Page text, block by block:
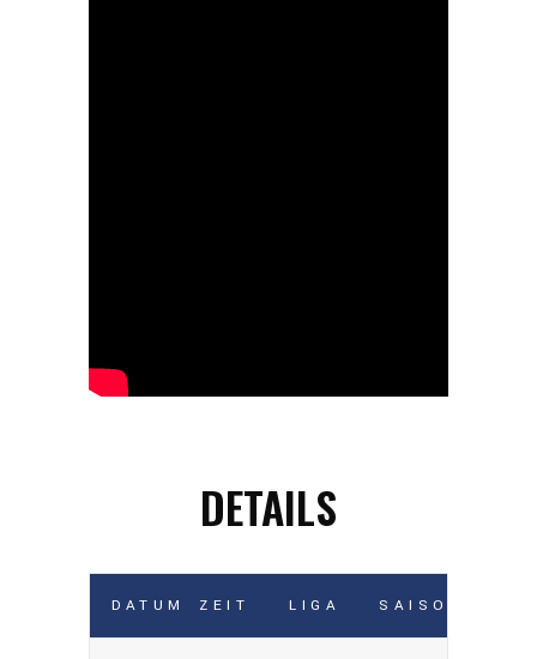
DETAILS
DATUM ZEIT LIGA SAISON